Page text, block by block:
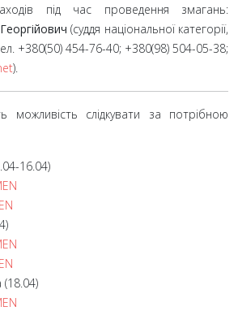
під час проведення змагань:
(суддя національної категорії,
+380(50) 454-76-40; +380(98) 504-05-38;
).
можливість слідкувати за потрібною
16.04)
(18.04)